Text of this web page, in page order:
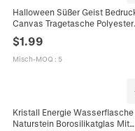
Halloween Süßer Geist
Canvas Tragetasche Polyester
Baumwolle Mischung
Umweltfreundliche
Feiertags Party Geschenk
$1.99
Misch-MOQ : 5
Kristall Energie Wasserflasche
Naturstein Borosilikatglas Mit